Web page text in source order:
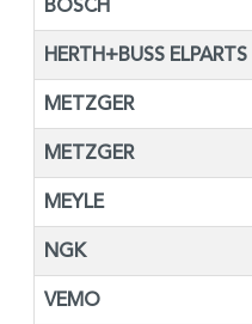
BOSCH
HERTH+BUSS ELPARTS
METZGER
METZGER
MEYLE
NGK
VEMO